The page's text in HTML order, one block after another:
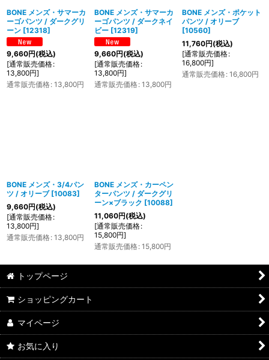
絞り込む
BONE メンズ・サマーカ
ーゴパンツ / ダークグリ
ーン [12318]
9,660円(税込)
[通常販売価格:
13,800円]
通常販売価格: 13,800円
BONE メンズ・サマーカ
ーゴパンツ / ダークネイ
ビー [12319]
9,660円(税込)
[通常販売価格:
13,800円]
通常販売価格: 13,800円
BONE メンズ・ポケット
パンツ / オリーブ
[10560]
11,760円(税込)
[通常販売価格:
16,800円]
通常販売価格: 16,800円
BONE メンズ・3/4パン
ツ / オリーブ [10083]
9,660円(税込)
[通常販売価格:
13,800円]
通常販売価格: 13,800円
BONE メンズ・カーペン
ターパンツ / ダークグリ
ーン×ブラック [10088]
11,060円(税込)
[通常販売価格:
15,800円]
通常販売価格: 15,800円
トップページ
ショッピングカート
マイページ
お気に入り